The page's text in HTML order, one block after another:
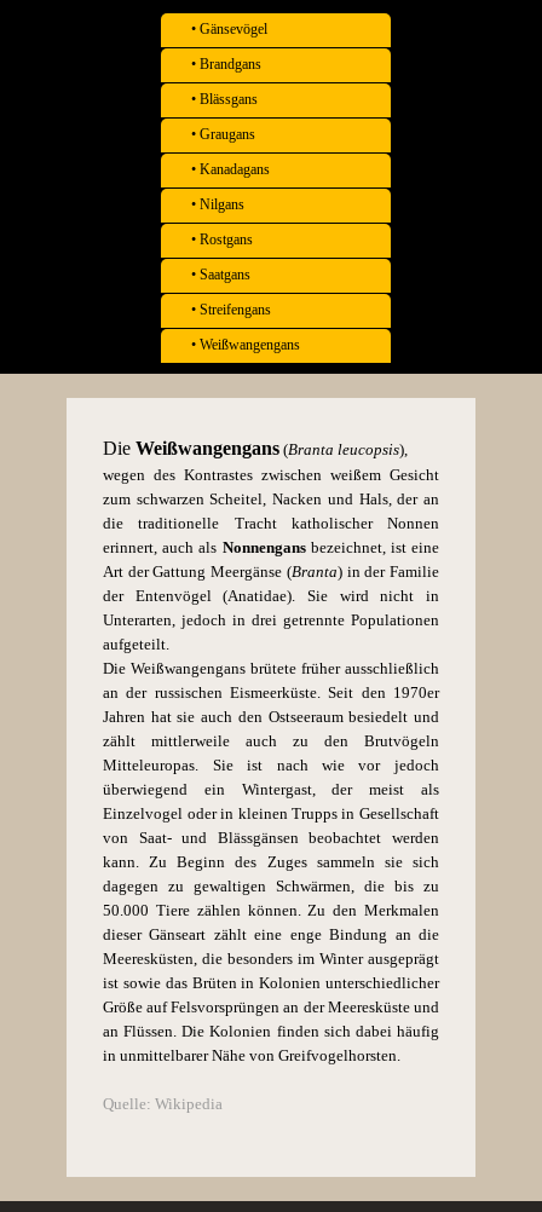
• Gänsevögel
• Brandgans
• Blässgans
• Graugans
• Kanadagans
• Nilgans
• Rostgans
• Saatgans
• Streifengans
• Weißwangengans
DieWeißwangengans (Branta leucopsis),
wegen des Kontrastes zwischen weißem Gesicht
zum schwarzen Scheitel, Nacken und Hals, der an
die traditionelle Tracht katholischer Nonnen
erinnert, auch als Nonnengansbezeichnet, ist eine
Art der Gattung Meergänse (Branta) in der Familie
der Entenvögel (Anatidae). Sie wird nicht in
Unterarten, jedoch in drei getrennte Populationen
aufgeteilt.
Die Weißwangengans brütete früher ausschließlich
an der russischen Eismeerküste. Seit den 1970er
Jahren hat sie auch den Ostseeraum besiedelt und
zählt mittlerweile auch zu den Brutvögeln
Mitteleuropas. Sie ist nach wie vor jedoch
überwiegend ein Wintergast, der meist als
Einzelvogel oder in kleinen Trupps in Gesellschaft
von Saat- und Blässgänsen beobachtet werden
kann. Zu Beginn des Zuges sammeln sie sich
dagegen zu gewaltigen Schwärmen, die bis zu
50.000 Tiere zählen können.Zu den Merkmalen
dieser Gänseart zählt eine enge Bindung an die
Meeresküsten, die besonders im Winter ausgeprägt
ist sowie das Brüten in Kolonien unterschiedlicher
Größe auf Felsvorsprüngen an der Meeresküste und
an Flüssen. Die Kolonien finden sich dabei häufig
in unmittelbarer Nähe von Greifvogelhorsten.
Quelle: Wikipedia